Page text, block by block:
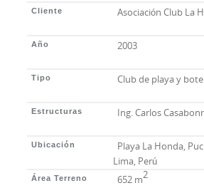
Cliente Asociación Club La
Año 2003
Tipo Club de playa y
Estructuras Ing. Carlos
Ubicación
Playa La Honda,
Lima, Perú
Área Terreno 652 m2